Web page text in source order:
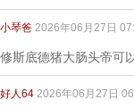
小琴爸 2026年06月27日
修斯底德猪大肠头帝可
好人64 2026年06月27日